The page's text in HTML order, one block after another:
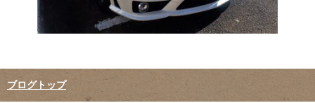
ブログトップ